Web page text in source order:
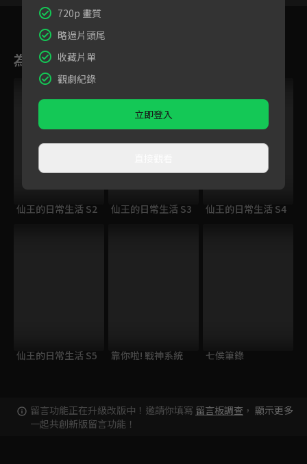
10
為您推薦
仙王的日常生活 S2 仙王的日常生活 S3 仙王的日常生活 S4
仙王的日常生活 S5 靠你啦! 戰神系統 七侯筆錄
留言功能正在升級改版中！邀請你填寫 留言板調查 ，
一起共創新版留言功能！
顯示更多
720p 畫質
略過片頭尾
收藏片單
觀劇紀錄
立即登入